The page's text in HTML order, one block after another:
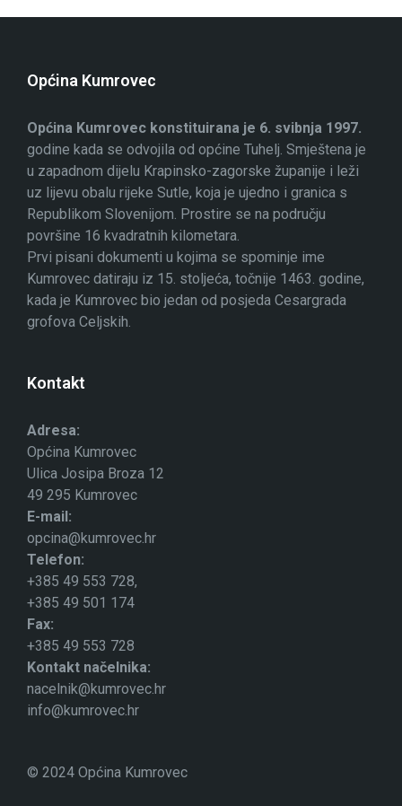
Općina Kumrovec
Općina Kumrovec konstituirana je 6. svibnja 1997.
godine kada se odvojila od općine Tuhelj. Smještena je
u zapadnom dijelu Krapinsko-zagorske županije i leži
uz lijevu obalu rijeke Sutle, koja je ujedno i granica s
Republikom Slovenijom. Prostire se na području
površine 16 kvadratnih kilometara.
Prvi pisani dokumenti u kojima se spominje ime
Kumrovec datiraju iz 15. stoljeća, točnije 1463. godine,
kada je Kumrovec bio jedan od posjeda Cesargrada
grofova Celjskih.
Kontakt
Adresa:
Općina Kumrovec
Ulica Josipa Broza 12
49 295 Kumrovec
E-mail:
opcina@kumrovec.hr
Telefon:
+385 49 553 728,
+385 49 501 174
Fax:
+385 49 553 728
Kontakt načelnika:
nacelnik@kumrovec.hr
info@kumrovec.hr
© 2024 Općina Kumrovec